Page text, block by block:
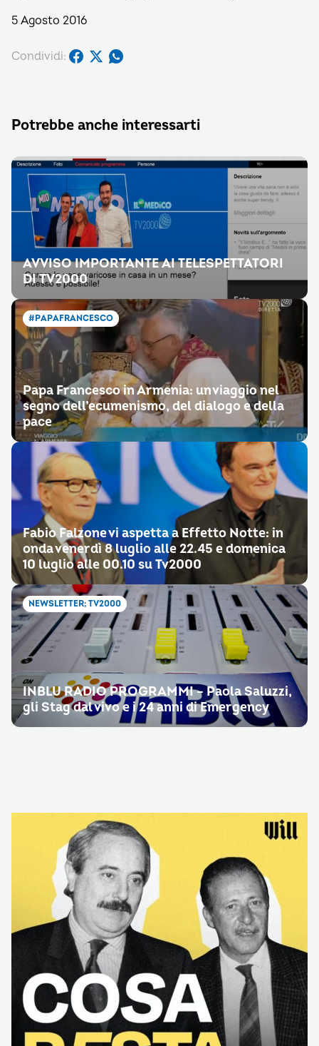
5 Agosto 2016
Condividi:
Potrebbe anche interessarti
AVVISO IMPORTANTE AI TELESPETTATORI
DI TV2000
#PAPAFRANCESCO
Papa Francesco in Armenia: un viaggio nel
segno dell’ecumenismo, del dialogo e della
pace
Fabio Falzone vi aspetta a Effetto Notte: in
onda venerdì 8 luglio alle 22.45 e domenica
10 luglio alle 00.10 su Tv2000
NEWSLETTER; TV2000
INBLU RADIO PROGRAMMI – Paola Saluzzi,
gli Stag dal vivo e i 24 anni di Emergency